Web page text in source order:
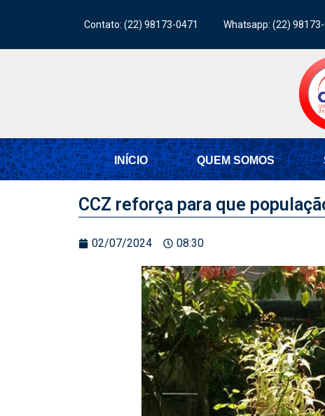
Contato: (22) 98173-0471 Whatsapp: (22)
INÍCIO QUEM SOMOS
CCZ reforça para que
02/07/2024 08:30